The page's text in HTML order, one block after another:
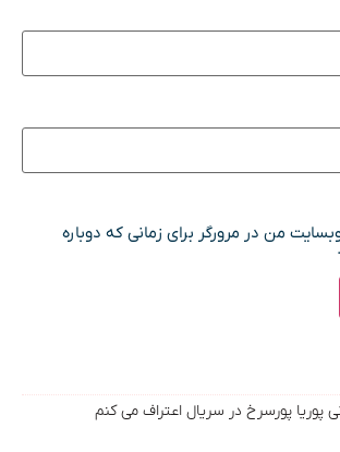
من در مرورگر برای زمانی که دوباره
پوریا پورسرخ در سریال اعتراف می کنم